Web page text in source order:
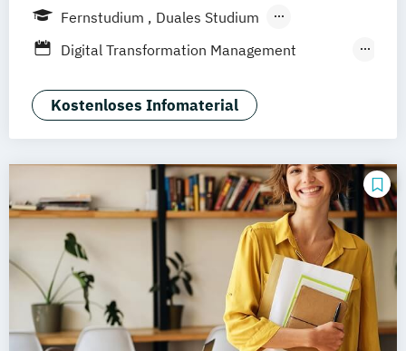
Weil am Rhein
Frankfurt am Main
Fernstudium
Duales Studium
Fernlehrgang
Digital Transformation Management
Hotelmanagement)
Hospitality Controlling & Hotel Asset
Hotel Management
Hotel Management (dual)
Hotel- und Tourismusmarketing
Hotelmarketing Hotelökonom (FH)
Revenue Management - Schwerpunkt Hotel
Consulting
Tourismus Management
Kostenloses Infomaterial